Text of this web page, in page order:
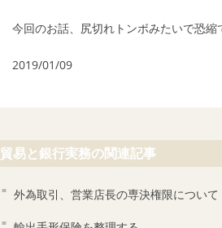
今回のお話、尻切れトンボみたいで恐縮
2019/01/09
貿易と銀行実務の関連記事
外為取引、営業店長の専決権限について